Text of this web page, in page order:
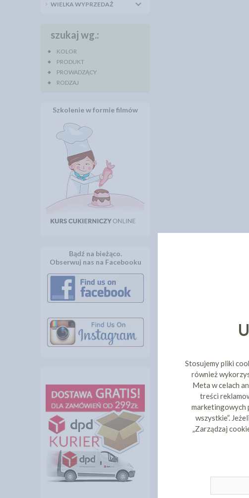
WIELKA WYPRZEDAŻ
szukaj wg.:
KOLOR
PRODUKT
PROWADZĄCY
RODZAJ
Szkolenie w formie filmów
Bądź na bieżąco.
Obserwuj nas na Facebooku
Stosujemy pliki
również
Meta w celach
treści
marketingowych
wszystkie”.
„Zarządzaj